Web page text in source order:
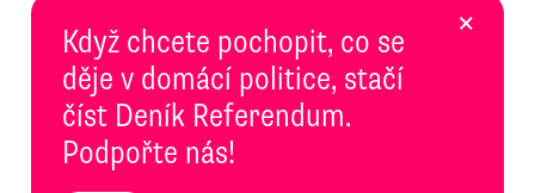
Když chcete pochopit, co se
děje v domácí politice, stačí
číst Deník Referendum.
Podpořte nás!
×